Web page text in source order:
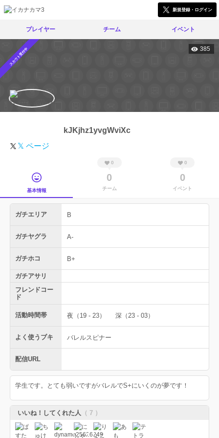
新規登録・ログイン
プレイヤー チーム イベント
スカウト受付中 385
kJKjhz1yvgWviXc
𝕏 ページ
基本情報
0
0
チーム
0
0
イベント
ガチエリア B
ガチヤグラ A-
ガチホコ B+
ガチアサリ
フレンドコー
ド
活動時間帯 夜（19 - 23） 深（23 - 03）
よく使うブキ バレルスピナー
配信URL
学生です。とても弱いですがバレルでS+にいくのが夢です！
いいね！してくれた人 （ 7 ）